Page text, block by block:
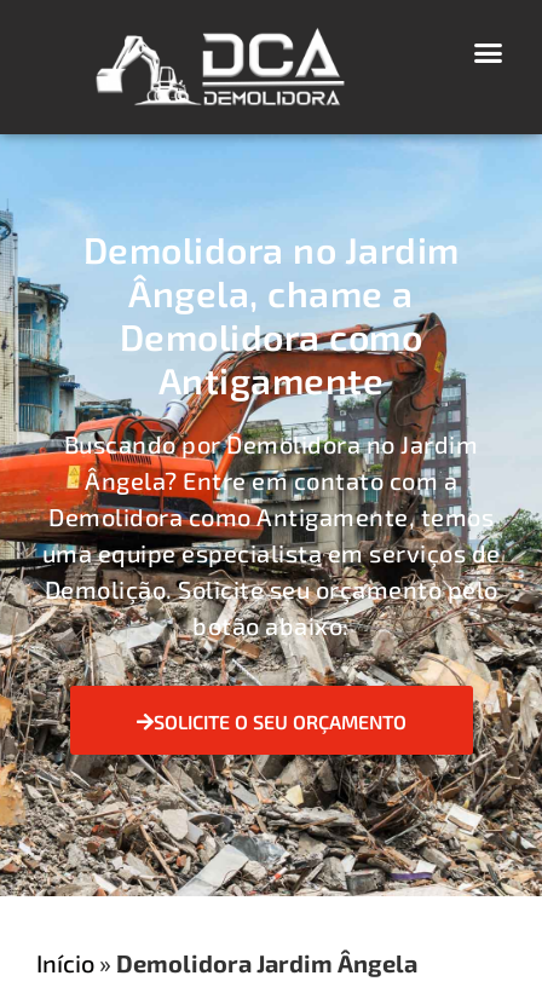
Demolidora no Jardim
Ângela, chame a
Demolidora como
Antigamente
Buscando por Demolidora no Jardim
Ângela? Entre em contato com a
Demolidora como Antigamente, temos
uma equipe especialista em serviços de
Demolição. Solicite seu orçamento pelo
botão abaixo:
SOLICITE O SEU ORÇAMENTO
Início » Demolidora Jardim Ângela